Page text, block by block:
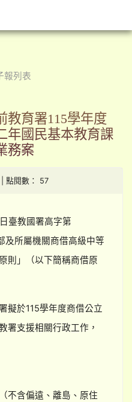
報列表
教育署115學年度
年國民基本教育課
務案
點閱數： 57
臺教國署高字第
及所屬機關商借高級中等
則」（以下簡稱商借原
擬於115學年度商借公立
署支援相關行政工作，
不含偏遠、離島、原住